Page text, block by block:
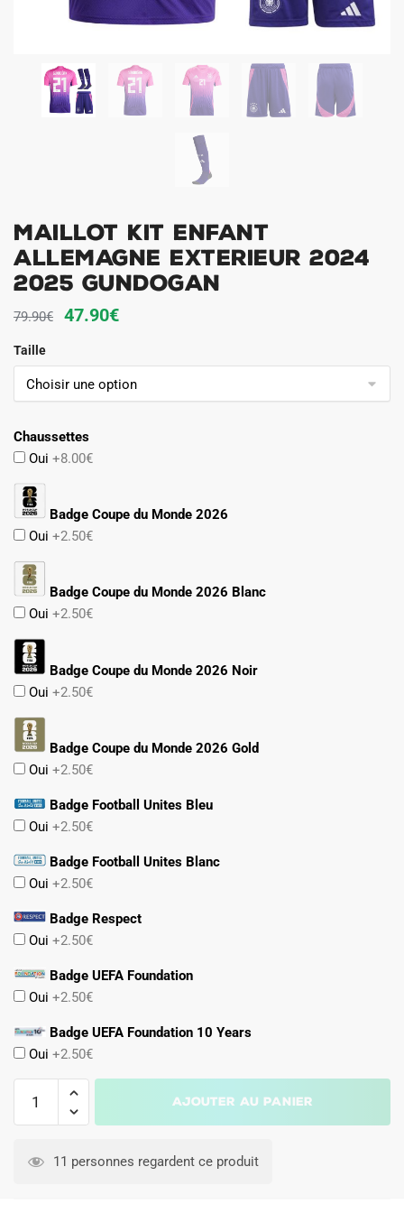
Maillot Kit Enfant
Allemagne Exterieur 2024
2025 Gundogan
79.90€
Le
initial
était :
47.90€Le
actuel
est :
Taille
Chaussettes
Oui +8.00€
Badge Coupe du Monde 2026
Oui +2.50€
Badge Coupe du Monde 2026 Blanc
Oui +2.50€
Badge Coupe du Monde 2026 Noir
Oui +2.50€
Badge Coupe du Monde 2026 Gold
Oui +2.50€
Badge Football Unites Bleu
Oui +2.50€
Badge Football Unites Blanc
Oui +2.50€
Badge Respect
Oui +2.50€
Badge UEFA Foundation
Oui +2.50€
Badge UEFA Foundation 10 Years
Oui +2.50€
Ajouter au panier
11 personnes regardent ce produit